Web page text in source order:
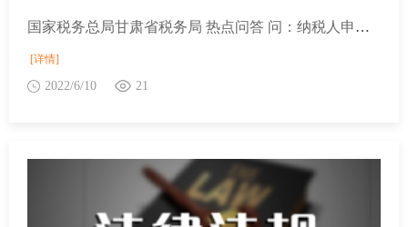
国家税务总局甘肃省税务局 热点问答 问：纳税人申请办理存量留抵退税和增量留抵退税从征管规定上看有什么区别吗？
[详情]
2022/6/10 21